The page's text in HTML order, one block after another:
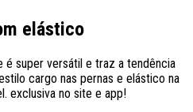
elástico
é super versátil e traz a tendência
cargo nas pernas e elástico na
exclusiva no site e app!